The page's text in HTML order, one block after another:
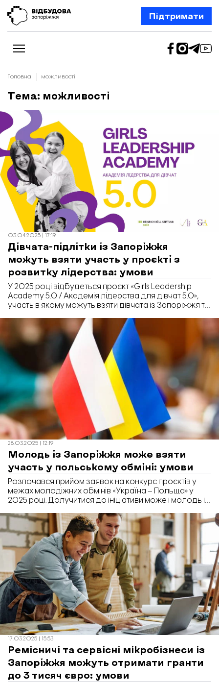
Підтримати
Новини
Відбудова Запоріжжя
Ексклюзив
Бізнес
Шлях додому
Відбудова. Життя
Колонки
Про нас
Редакційна політика
Головна можливості
Тема: можливості
03.04.2025 | 17:19
Дівчата-підлітки із Запоріжжя
можуть взяти участь у проєкті з
розвитку лідерства: умови
У 2025 році відбудеться проєкт «Girls Leadership
Academy 5.0 / Академія лідерства для дівчат 5.0»,
участь в якому можуть взяти дівчата із Запоріжжя та
Запоріжжя» повідомила волонтерка ГО «Жіноча
Ліга» Катерина Баландіна.
28.03.2025 | 12:19
Молодь із Запоріжжя може взяти
участь у польському обміні: умови
Розпочався прийом заявок на конкурс проєктів у
межах молодіжних обмінів «Україна – Польща» у
2025 році. Долучитися до ініціативи може і молодь із
17.03.2025 | 15:53
Ремісничі та сервісні мікробізнеси із
Запоріжжя можуть отримати гранти
до 3 тисяч євро: умови